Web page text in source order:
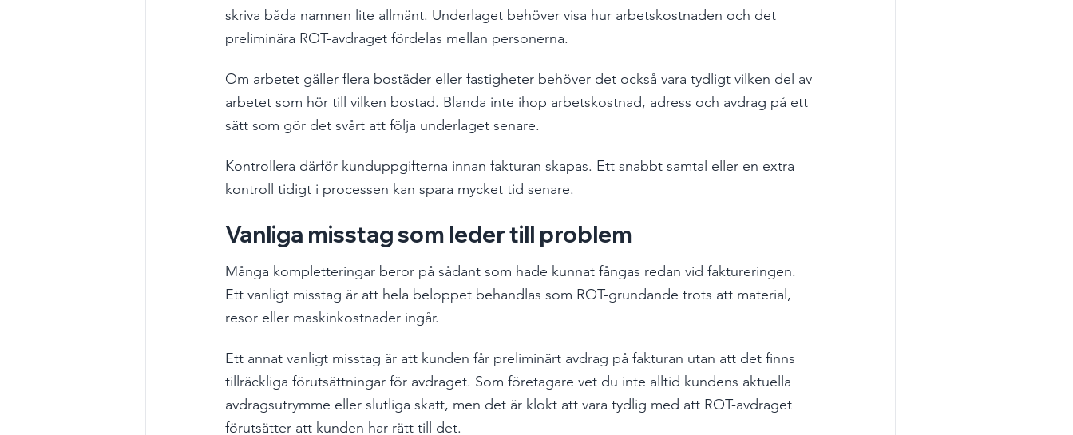
skriva båda namnen lite allmänt. Underlaget behöver visa hur arbetskostnaden och det
preliminära ROT-avdraget fördelas mellan personerna.
Om arbetet gäller flera bostäder eller fastigheter behöver det också vara tydligt vilken del av
arbetet som hör till vilken bostad. Blanda inte ihop arbetskostnad, adress och avdrag på ett
sätt som gör det svårt att följa underlaget senare.
Kontrollera därför kunduppgifterna innan fakturan skapas. Ett snabbt samtal eller en extra
kontroll tidigt i processen kan spara mycket tid senare.
Vanliga misstag som leder till problem
Många kompletteringar beror på sådant som hade kunnat fångas redan vid faktureringen.
Ett vanligt misstag är att hela beloppet behandlas som ROT-grundande trots att material,
resor eller maskinkostnader ingår.
Ett annat vanligt misstag är att kunden får preliminärt avdrag på fakturan utan att det finns
tillräckliga förutsättningar för avdraget. Som företagare vet du inte alltid kundens aktuella
avdragsutrymme eller slutliga skatt, men det är klokt att vara tydlig med att ROT-avdraget
förutsätter att kunden har rätt till det.